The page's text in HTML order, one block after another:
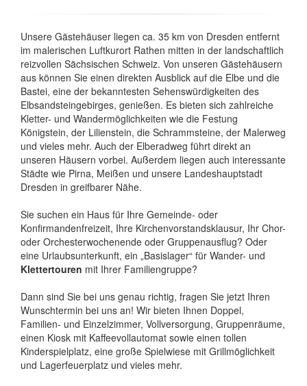
Unsere Gästehäuser liegen ca. 35 km von Dresden entfernt
im malerischen Luftkurort Rathen mitten in der landschaftlich
reizvollen Sächsischen Schweiz. Von unseren Gästehäusern
aus können Sie einen direkten Ausblick auf die Elbe und die
Bastei, eine der bekanntesten Sehenswürdigkeiten des
Elbsandsteingebirges, genießen. Es bieten sich zahlreiche
Kletter- und Wandermöglichkeiten wie die Festung
Königstein, der Lilienstein, die Schrammsteine, der Malerweg
und vieles mehr. Auch der Elberadweg führt direkt an
unseren Häusern vorbei. Außerdem liegen auch interessante
Städte wie Pirna, Meißen und unsere Landeshauptstadt
Dresden in greifbarer Nähe.
Sie suchen ein Haus für Ihre Gemeinde- oder
Konfirmandenfreizeit, Ihre Kirchenvorstandsklausur, Ihr Chor-
oder Orchesterwochenende oder Gruppenausflug? Oder
eine Urlaubsunterkunft, ein „Basislager“ für Wander- und
Klettertouren mit Ihrer Familiengruppe?
Dann sind Sie bei uns genau richtig, fragen Sie jetzt Ihren
Wunschtermin bei uns an! Wir bieten Ihnen Doppel,
Familien- und Einzelzimmer, Vollversorgung, Gruppenräume,
einen Kiosk mit Kaffeevollautomat sowie einen tollen
Kinderspielplatz, eine große Spielwiese mit Grillmöglichkeit
und Lagerfeuerplatz und vieles mehr.